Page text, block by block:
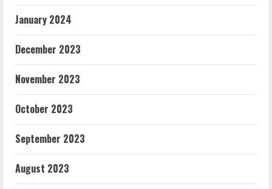
January 2024
December 2023
November 2023
October 2023
September 2023
August 2023